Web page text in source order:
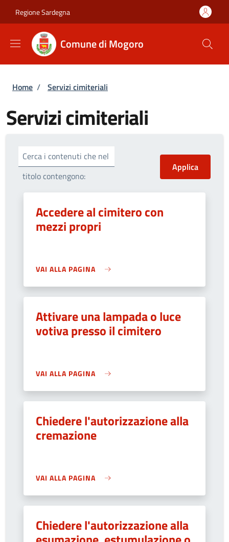
Regione Sardegna
Comune di Mogoro
Briciole di pane
Home / Servizi cimiteriali
Servizi cimiteriali
Cerca i contenuti che nel
titolo contengono:
Accedere al cimitero con
mezzi propri
VAI ALLA PAGINA
Attivare una lampada o luce
votiva presso il cimitero
VAI ALLA PAGINA
Chiedere l'autorizzazione alla
cremazione
VAI ALLA PAGINA
Chiedere l'autorizzazione alla